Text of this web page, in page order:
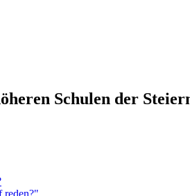
Schulen der
reden?"